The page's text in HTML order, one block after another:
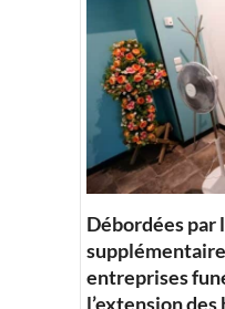
Débordées par
entreprises
l’extension